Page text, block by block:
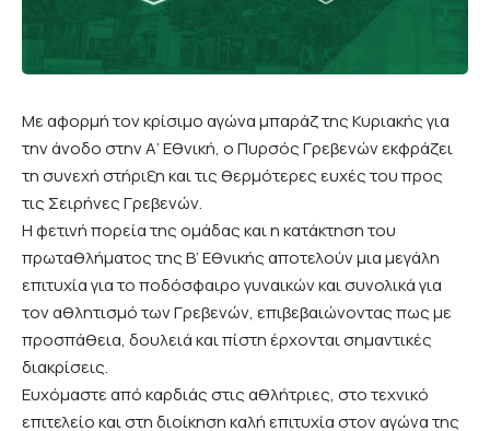
Με αφορμή τον κρίσιμο αγώνα μπαράζ της Κυριακής για
την άνοδο στην Α’ Εθνική, ο Πυρσός Γρεβενών εκφράζει
τη συνεχή στήριξη και τις θερμότερες ευχές του προς
τις Σειρήνες Γρεβενών.
Η φετινή πορεία της ομάδας και η κατάκτηση του
πρωταθλήματος της Β’ Εθνικής αποτελούν μια μεγάλη
επιτυχία για το ποδόσφαιρο γυναικών και συνολικά για
τον αθλητισμό των Γρεβενών, επιβεβαιώνοντας πως με
προσπάθεια, δουλειά και πίστη έρχονται σημαντικές
διακρίσεις.
Ευχόμαστε από καρδιάς στις αθλήτριες, στο τεχνικό
επιτελείο και στη διοίκηση καλή επιτυχία στον αγώνα της